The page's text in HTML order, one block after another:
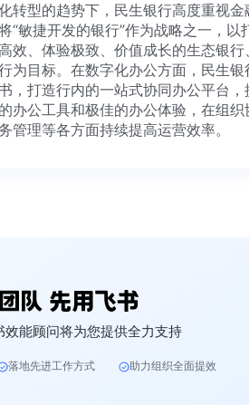
化转型的趋势下，民生银行高度重
将“敏捷开发的银行”作为战略之一，
高效、体验极致、价值成长的生态
行为目标。在数字化办公方面，民
书，打造行内的一站式协同办公平
的办公工具和极佳的办公体验，在
务管理等各方面持续提高运营效率。
效能顾问将为您提供全力支持
落地先进工作方式 助力组织全面提效